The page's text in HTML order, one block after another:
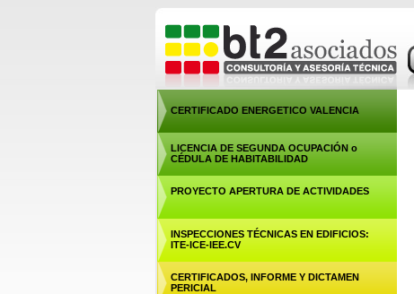
CERTIFICADO ENERGETICO VALENCIA
LICENCIA DE SEGUNDA OCUPACIÓN o
CÉDULA DE HABITABILIDAD
PROYECTO APERTURA DE ACTIVIDADES
INSPECCIONES TÉCNICAS EN EDIFICIOS:
ITE-ICE-IEE.CV
CERTIFICADOS, INFORME Y DICTAMEN
PERICIAL